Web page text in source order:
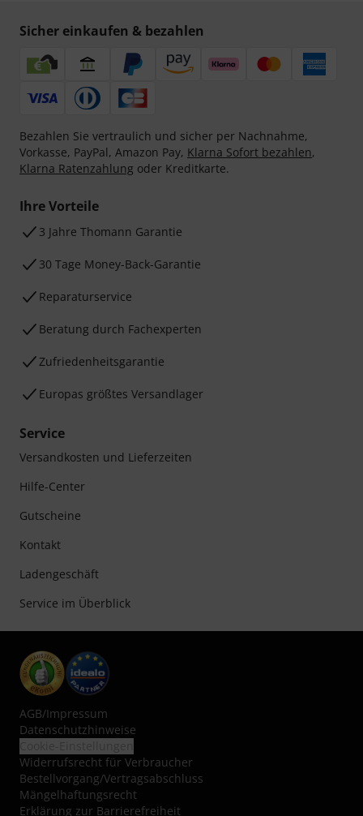
Sicher einkaufen & bezahlen
Bezahlen Sie vertraulich und sicher per Nachnahme,
Vorkasse, PayPal, Amazon Pay, Klarna Sofort bezahlen,
Klarna Ratenzahlung oder Kreditkarte.
Ihre Vorteile
3 Jahre Thomann Garantie
30 Tage Money-Back-Garantie
Reparaturservice
Beratung durch Fachexperten
Zufriedenheitsgarantie
Europas größtes Versandlager
Service
Versandkosten und Lieferzeiten
Hilfe-Center
Gutscheine
Kontakt
Ladengeschäft
Service im Überblick
AGB/Impressum
Datenschutzhinweise
Widerrufsrecht für Verbraucher
Bestellvorgang/Vertragsabschluss
Mängelhaftungsrecht
Erklärung zur Barrierefreiheit